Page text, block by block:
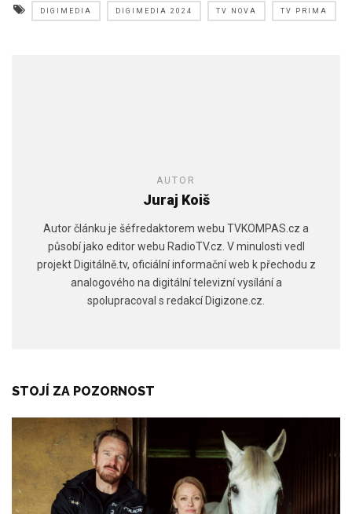
DIGIMEDIA DIGIMEDIA 2024 TV NOVA TV PRIMA
AUTOR
Juraj Koiš
Autor článku je šéfredaktorem webu TVKOMPAS.cz a
působí jako editor webu RadioTV.cz. V minulosti vedl
projekt Digitálně.tv, oficiální informační web k přechodu z
analogového na digitální televizní vysílání a
spolupracoval s redakcí Digizone.cz.
STOJÍ ZA POZORNOST